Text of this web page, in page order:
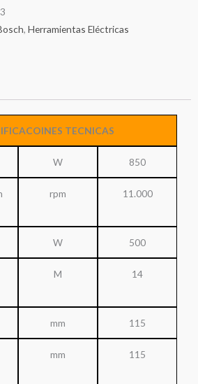
, Herramientas Eléctricas
TECNICAS
W 850
rpm 11.000
W 500
M 14
mm 115
mm 115